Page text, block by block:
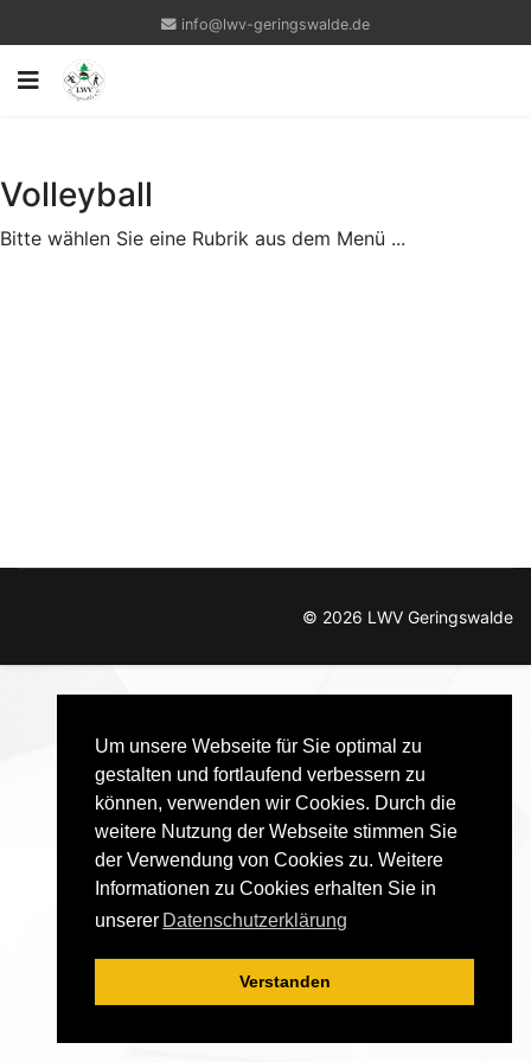
Um unsere Webseite für Sie optimal zu
gestalten und fortlaufend verbessern zu
können, verwenden wir Cookies. Durch die
weitere Nutzung der Webseite stimmen Sie
der Verwendung von Cookies zu. Weitere
Informationen zu Cookies erhalten Sie in
unserer Datenschutzerklärung
Verstanden
info@lwv-geringswalde.de
Volleyball
Bitte wählen Sie eine Rubrik aus dem Menü ...
© 2026 LWV Geringswalde